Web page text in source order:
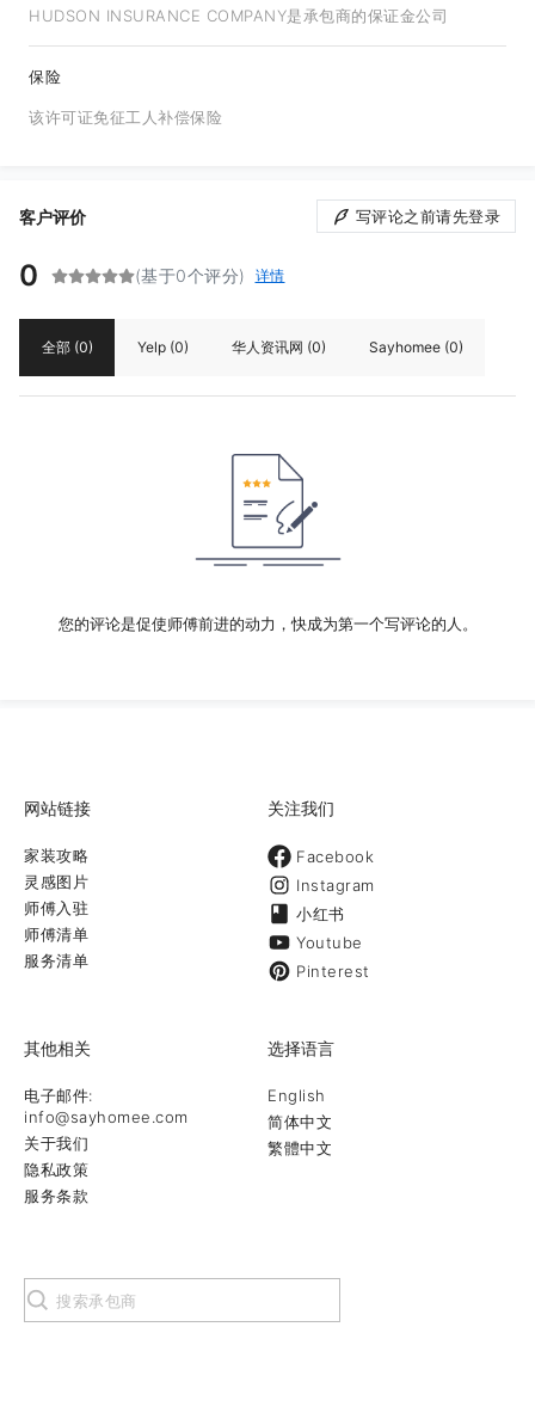
HUDSON INSURANCE COMPANY是承包商的保证金公司
保险
该许可证免征工人补偿保险
客户评价 写评论之前请先登录
0 (基于0个评分) 详情
全部 (0) Yelp (0) 华人资讯网 (0) Sayhomee (0)
您的评论是促使师傅前进的动力，快成为第一个写评论的人。
网站链接
家装攻略
灵感图片
师傅入驻
师傅清单
服务清单
关注我们
Facebook
Instagram
小红书
Youtube
Pinterest
其他相关
电子邮件:
info@sayhomee.com
关于我们
隐私政策
服务条款
选择语言
English
简体中文
繁體中文